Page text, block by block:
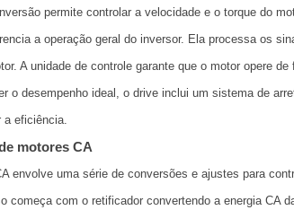
permite controlar a velocidade e o torque do
a operação geral do inversor. Ela processa os
A unidade de controle garante que o motor opere de
o desempenho ideal, o drive inclui um sistema de
eficiência.
motores CA
envolve uma série de conversões e ajustes para
começa com o retificador convertendo a energia CA